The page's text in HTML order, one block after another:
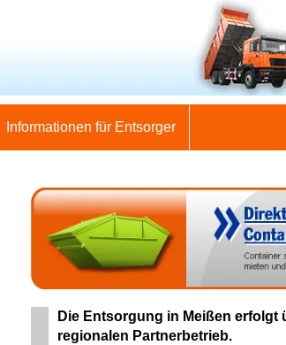
Informationen für Entsorger
Die Entsorgung in Meißen erfolgt
regionalen Partnerbetrieb.